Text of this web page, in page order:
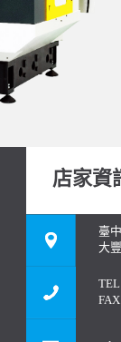
店家資
臺
大